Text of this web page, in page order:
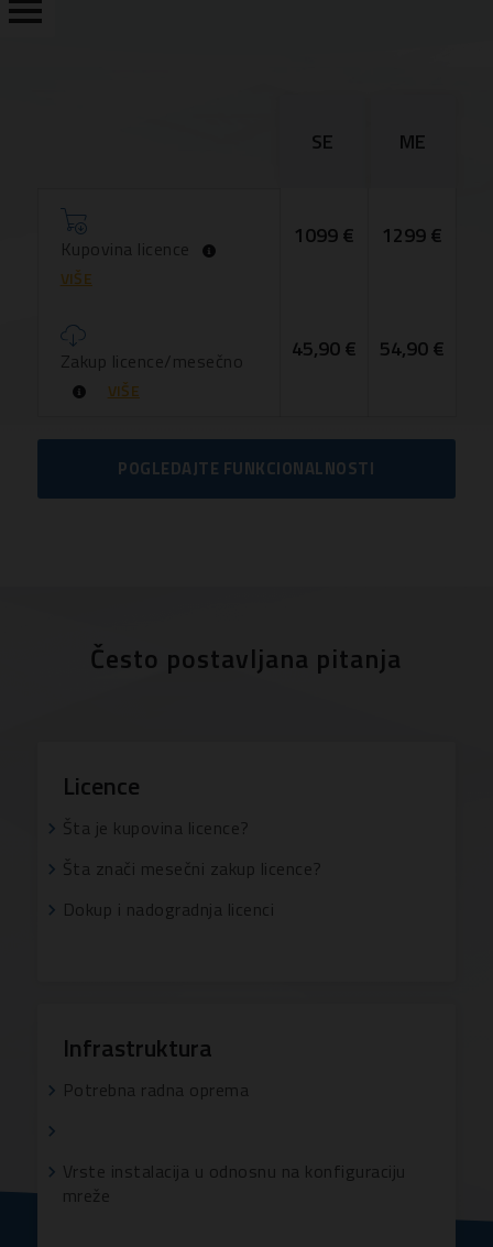
ISPROBAJTE
UPOREDI
SE ME
Kupovina licence
VIŠE
1099 € 1299 €
Zakup licence/mesečno
VIŠE
45,90 € 54,90 €
POGLEDAJTE FUNKCIONALNOSTI
Često postavljana pitanja
Licence
Šta je kupovina licence?
Šta znači mesečni zakup licence?
Dokup i nadogradnja licenci
Infrastruktura
Potrebna radna oprema
Vrste instalacija u odnosnu na konfiguraciju
mreže